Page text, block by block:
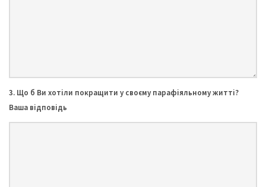
3. Що б Ви хотіли покращити у своєму парафіяльному житті?
Ваша відповідь